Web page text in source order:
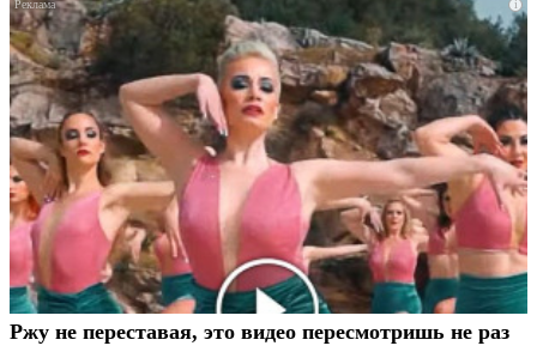
i
Ржу не переставая, это видео пересмотришь не раз